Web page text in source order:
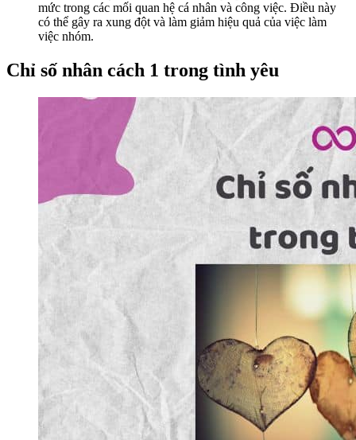
mức trong các mối quan hệ cá nhân và công việc. Điều này
có thể gây ra xung đột và làm giảm hiệu quả của việc làm
việc nhóm.
Chỉ số nhân cách 1 trong tình yêu